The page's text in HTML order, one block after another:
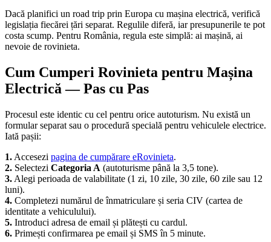
Dacă planifici un road trip prin Europa cu mașina electrică, verifică
legislația fiecărei țări separat. Regulile diferă, iar presupunerile te pot
costa scump. Pentru România, regula este simplă: ai mașină, ai
nevoie de rovinieta.
Cum Cumperi Rovinieta pentru Mașina
Electrică — Pas cu Pas
Procesul este identic cu cel pentru orice autoturism. Nu există un
formular separat sau o procedură specială pentru vehiculele electrice.
Iată pașii:
1. Accesezi pagina de cumpărare eRovinieta.
2. Selectezi Categoria A (autoturisme până la 3,5 tone).
3. Alegi perioada de valabilitate (1 zi, 10 zile, 30 zile, 60 zile sau 12
luni).
4. Completezi numărul de înmatriculare și seria CIV (cartea de
identitate a vehiculului).
5. Introduci adresa de email și plătești cu cardul.
6. Primești confirmarea pe email și SMS în 5 minute.